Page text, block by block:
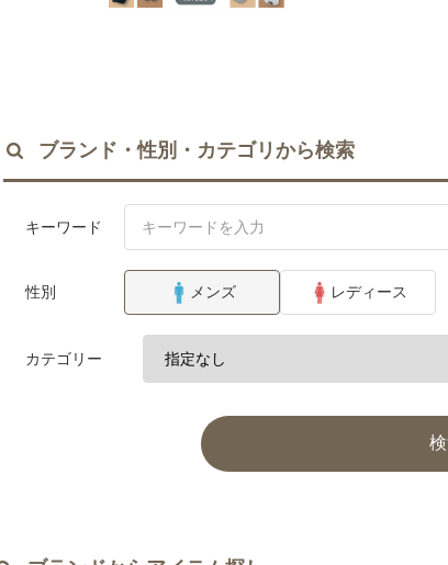
ブランド・性別・カテゴリから検索
キーワード
性別 メンズ レディース
カテゴリー